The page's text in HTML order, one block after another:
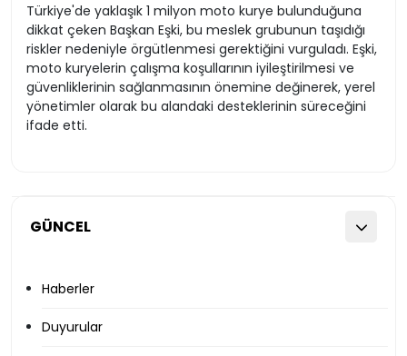
GÜNCEL
Haberler
Duyurular
Türkiye'de yaklaşık 1 milyon moto kurye bulunduğuna
dikkat çeken Başkan Eşki, bu meslek grubunun taşıdığı
riskler nedeniyle örgütlenmesi gerektiğini vurguladı. Eşki,
moto kuryelerin çalışma koşullarının iyileştirilmesi ve
güvenliklerinin sağlanmasının önemine değinerek, yerel
yönetimler olarak bu alandaki desteklerinin süreceğini
ifade etti.